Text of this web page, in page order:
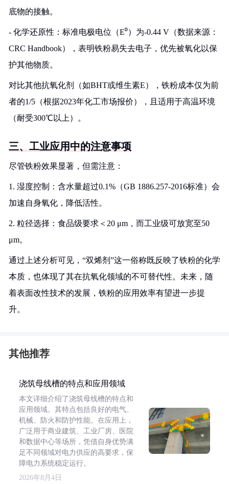
底物的接触。
- 化学还原性：标准电极电位（E⁰）为-0.44 V（数据来源：
CRC Handbook），表明铁粉易失去电子，优先被氧化以保
护其他物质。
对比其他抗氧化剂（如BHT或维生素E），铁粉成本仅为前
者的1/5（根据2023年化工市场报价），且适用于高温环境
（耐受300℃以上）。
三、工业应用中的注意事项
尽管铁粉效果显著，但需注意：
1. 湿度控制：含水量超过0.1%（GB 1886.257-2016标准）会
加速自身氧化，降低活性。
2. 粒径选择：食品级要求＜20 μm，而工业级可放宽至50
μm。
通过上述分析可见，“双烯剂”这一俗称既反映了铁粉的化学
本质，也体现了其在抗氧化领域的不可替代性。未来，随
着表面改性技术的发展，铁粉的应用效率有望进一步提
升。
其他推荐
浇筑母线槽的特点和应用领域
本文详细介绍了浇筑母线槽的特点和
应用领域。其特点包括良好的电气、
机械、防火和防护性能。在应用上，
广泛用于商业建筑、工业厂房、医院
和数据中心等场所，凭借自身优势满
足不同领域对电力供应的高要求，保
障电力系统稳定运行。
2026年8月4日